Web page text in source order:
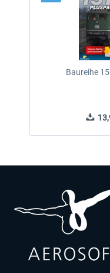
Baureihe